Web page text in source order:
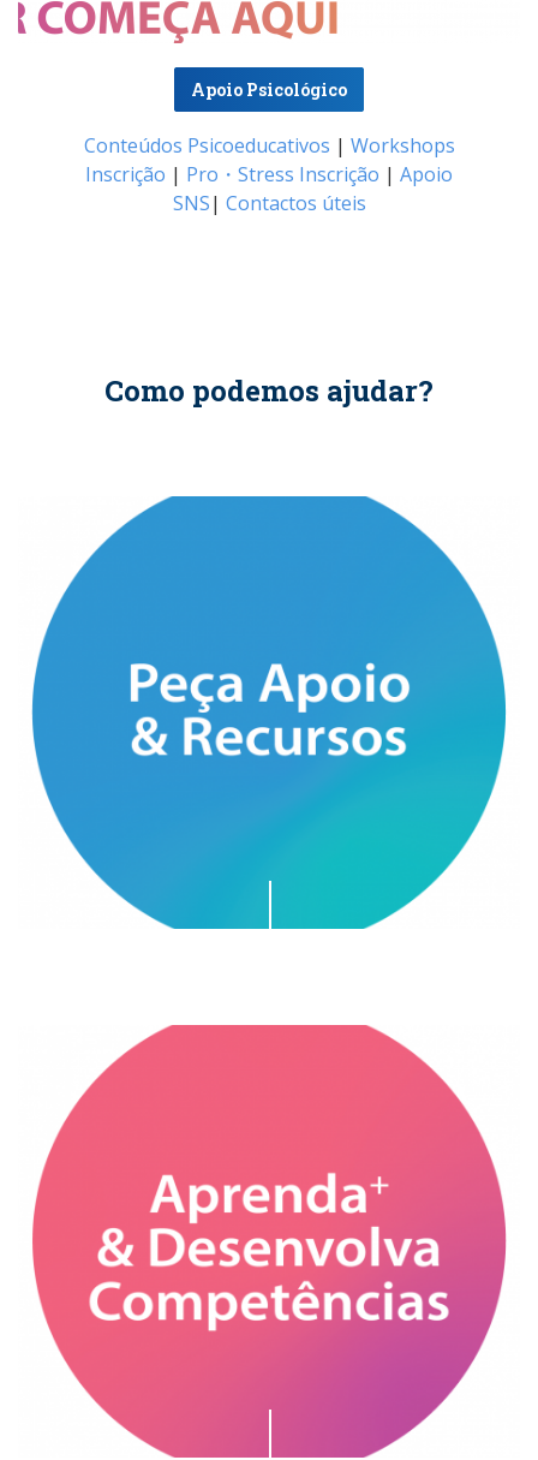
Apoio Psicológico
Conteúdos Psicoeducativos | Workshops
Inscrição | Pro・Stress Inscrição | Apoio
SNS| Contactos úteis
Como podemos ajudar?